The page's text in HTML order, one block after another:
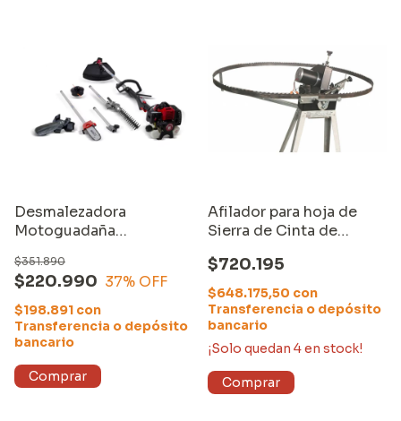
Desmalezadora
Motoguadaña
Multifunción Equus
$220.990
$351.890
37% OFF
$198.891 con
Transferencia o depósito
bancario
Afilador para hoja de
Sierra de Cinta de
$720.195
$648.175,50 con
Transferencia o depósito
bancario
¡Solo quedan 4en stock!